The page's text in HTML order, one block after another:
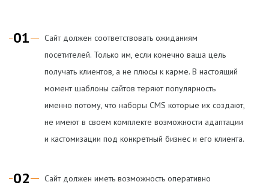
01
Сайт должен соответствовать ожиданиям
посетителей. Только им, если конечно ваша цель
получать клиентов, а не плюсы к карме. В настоящий
момент шаблоны сайтов теряют популярность
именно потому, что наборы CMS которые их создают,
не имеют в своем комплекте возможности адаптации
и кастомизации под конкретный бизнес и его клиента.
02
Сайт должен иметь возможность оперативно